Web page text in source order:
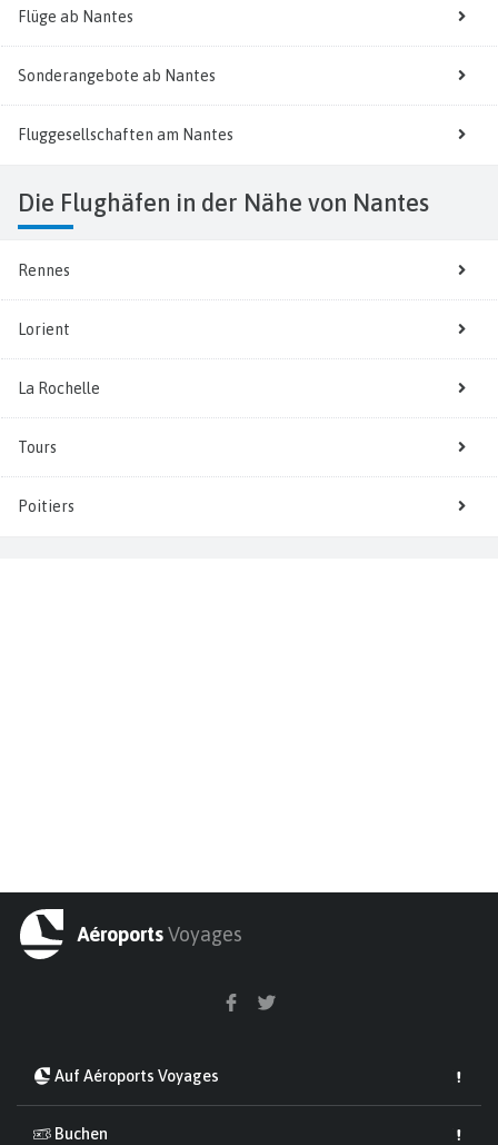
Flüge ab Nantes
Sonderangebote ab Nantes
Fluggesellschaften am Nantes
Die Flughäfen in der Nähe von Nantes
Rennes
Lorient
La Rochelle
Tours
Poitiers
AéroportsVoyages
Auf Aéroports Voyages
Buchen